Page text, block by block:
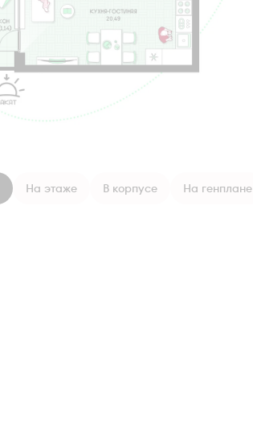
На этаже В корпусе На генплане